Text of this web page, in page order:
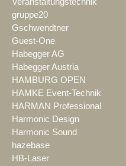
gruppe20
Gschwendtner
Guest-One
Habegger AG
Habegger Austria
HAMBURG OPEN
HAMKE Event-Technik
HARMAN Professional
Harmonic Design
Harmonic Sound
hazebase
HB-Laser